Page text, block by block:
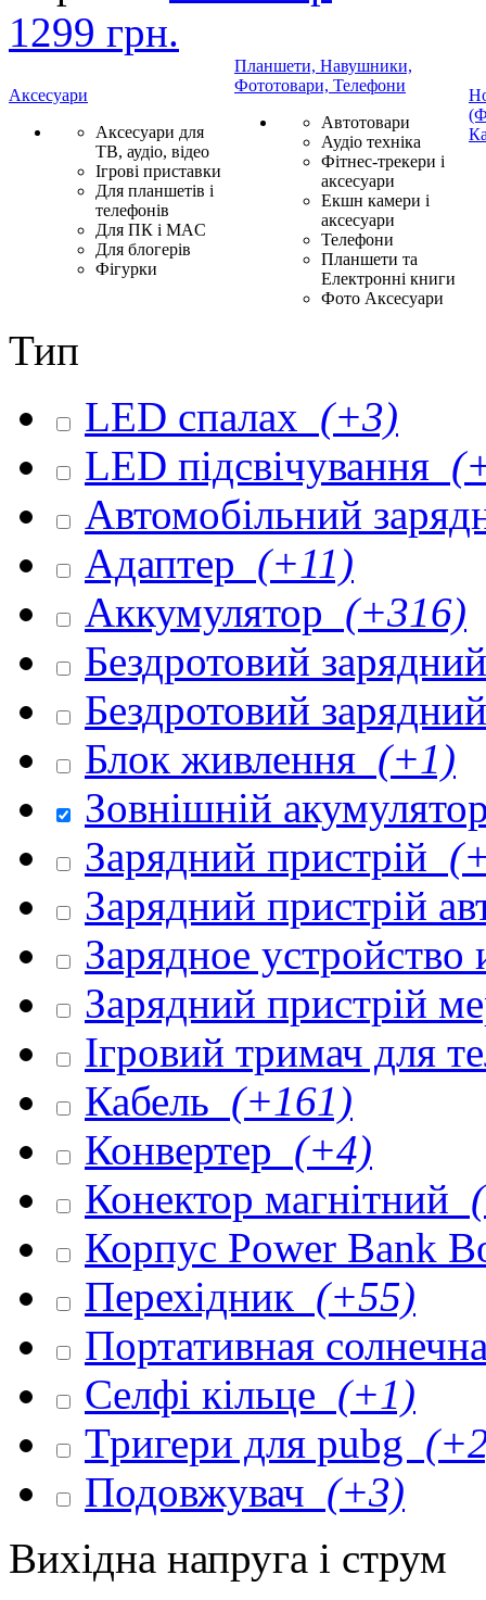
1299 грн.
Аксесуари
Аксесуари для
ТВ, аудіо, відео
Ігрові приставки
Для планшетів і
телефонів
Для ПК і MAC
Для блогерів
Фігурки
Планшети, Навушники,
Фототовари, Телефони
Автотовари
Аудіо техніка
Фітнес-трекери і
аксесуари
Екшн камери і
аксесуари
Телефони
Планшети та
Електронні книги
Фото Аксесуари
Тип
LED спалах (+3)
LED підсвічування
Автомобільний
Адаптер (+11)
Аккумулятор (+316)
Бездротовий
Бездротовий
Блок живлення (+1)
Зовнішній
Зарядний пристрій
Зарядний пристрій
Зарядное
Зарядний пристрій
Ігровий тримач для
Кабель (+161)
Конвертер (+4)
Конектор магнітний
Корпус Power Bank
Перехідник (+55)
Портативная
Селфі кільце (+1)
Тригери для pubg
Подовжувач (+3)
Вихідна напруга і струм